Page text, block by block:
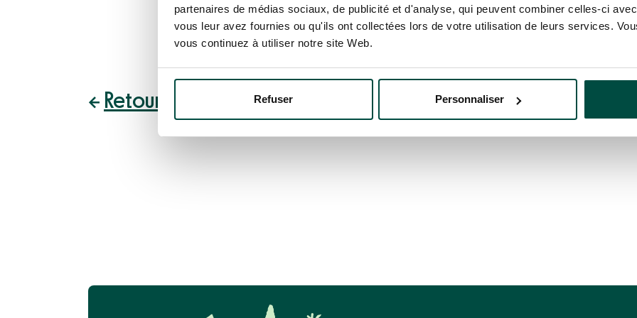
partenaires de médias sociaux, de publicité et d'analyse, qui peuvent combiner celles-ci
vous leur avez fournies ou qu'ils ont collectées lors de votre utilisation de leurs services.
vous continuez à utiliser notre site Web.
Refuser Personnaliser
Retour à l’index du blog